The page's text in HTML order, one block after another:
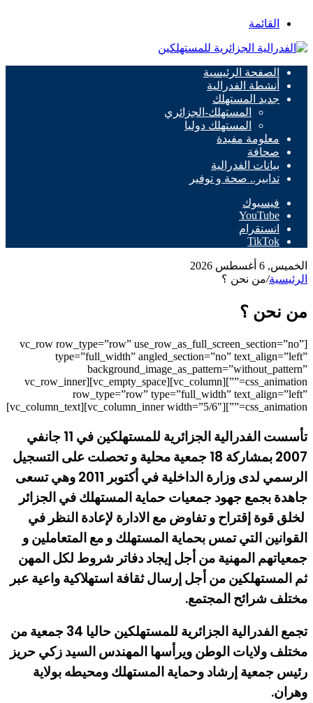
القائمة
الصفحة الرئيسية
أنشطة الفدرالية
جديد المستهلك
المستهلك-الجزائري
المستهلك دوليا
معلومة مفيدة
صحافة
بيانات الفدرالية
تدابير.. صحة و توفير
فيسبوك
‫YouTube
انستقرام
‫TikTok
الخميس, 6 أغسطس 2026
الرئيسية/من نحن ؟
من نحن ؟
[vc_row row_type=”row” use_row_as_full_screen_section=”no”
type=”full_width” angled_section=”no” text_align=”left”
background_image_as_pattern=”without_pattern”
css_animation=””][vc_column][vc_empty_space][vc_row_inner
row_type=”row” type=”full_width” text_align=”left”
css_animation=””][vc_column_inner width=”5/6″][vc_column_text]
تأسست الفدرالية الجزائرية للمستهلكين في 11 جانفي
2007 بمشاركة 18 جمعية محلية و تحصلت على التسجيل
الرسمي لدى وزارة الداخلية في أكتوبر 2011 وهي تسعى
جاهدة بجمع جهود جمعيات حماية المستهلك في الجزائر
لخلق قوة إقتراح و تفاوض مع الادارة لإعادة النظر في
القوانين التي تمس بحماية المستهلك و مع المتعاملين و
جمعياتهم المهنية من أجل إيجاد دفاتر شروط لكل المهن
ثم المستهلكين من أجل إرسال ثقافة استهلاكية واعية عبر
مختلف شرائح المجتمع.
تجمع الفدرالية الجزائرية للمستهلكين حاليا 34 جمعية من
مختلف ولايات الوطن ويرأسها المهندس السيد زكي حريز
رئيس جمعية إرشاد وحماية المستهلك ومحيطه بولاية
وهران.